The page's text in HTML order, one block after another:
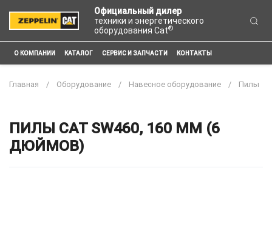
Официальный дилер
техники и энергетического
оборудования Cat®
О КОМПАНИИ КАТАЛОГ СЕРВИС И ЗАПЧАСТИ КОНТАКТЫ
Главная Оборудование Навесное оборудование Пилы
ПИЛЫ CAT SW460, 160 ММ (6
ДЮЙМОВ)